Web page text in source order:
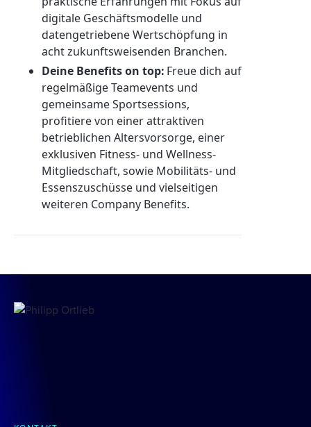
digitale Geschäftsmodelle und
datengetriebene Wertschöpfung in
acht zukunftsweisenden Branchen.
Deine Benefits on top: Freue dich auf
regelmäßige Teamevents und
gemeinsame Sportsessions,
profitiere von einer attraktiven
betrieblichen Altersvorsorge, einer
exklusiven Fitness- und Wellness-
Mitgliedschaft, sowie Mobilitäts- und
Essenszuschüsse und vielseitigen
weiteren Company Benefits.